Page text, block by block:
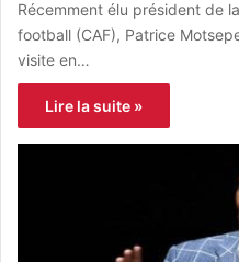
Récemment élu président de
football (CAF), Patrice
visite en…
Lire la suite »